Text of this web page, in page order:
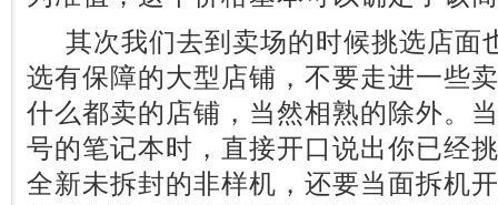
其次我们去到卖场的时候挑选店面
选有保障的大型店铺，不要走进一些
什么都卖的店铺，当然相熟的除外。
号的笔记本时，直接开口说出你已经
全新未拆封的非样机，还要当面拆机